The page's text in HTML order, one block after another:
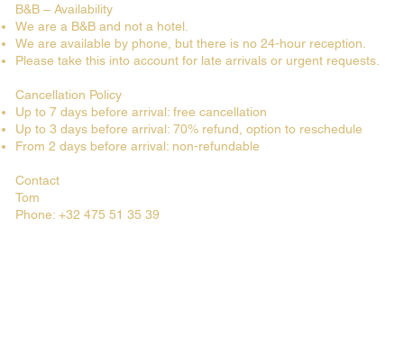
B&B – Availability
We are a B&B and not a hotel.
We are available by phone, but there is no 24-hour reception.
Please take this into account for late arrivals or urgent requests.
Cancellation Policy
Up to 7 days before arrival: free cancellation
Up to 3 days before arrival: 70% refund, option to reschedule
From 2 days before arrival: non-refundable
Contact
Tom
Phone: +32 475 51 35 39